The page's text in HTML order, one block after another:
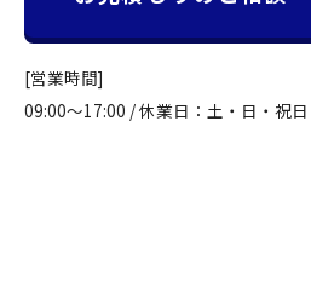
[営業時間]
09:00～17:00 / 休業日：土・日・祝日